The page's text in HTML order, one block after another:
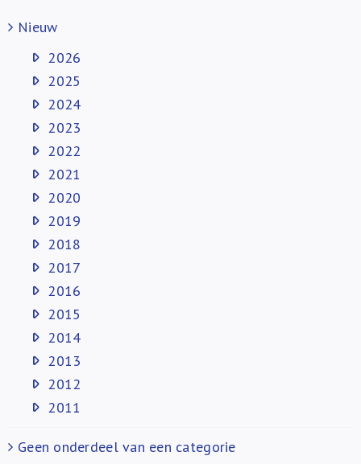
Nieuw
2026
2025
2024
2023
2022
2021
2020
2019
2018
2017
2016
2015
2014
2013
2012
2011
Geen onderdeel van een categorie